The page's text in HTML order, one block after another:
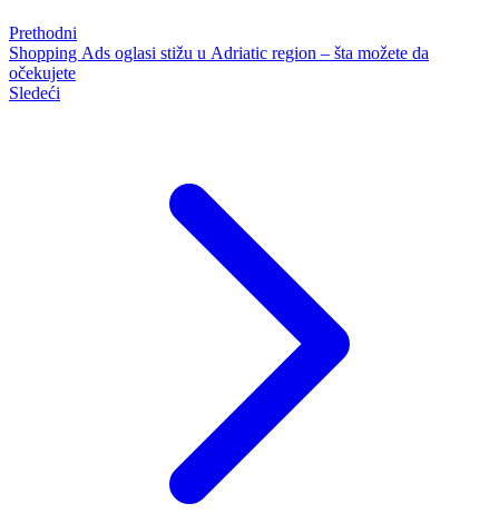
Prethodni
Shopping Ads oglasi stižu u Adriatic region – šta možete da
očekujete
Sledeći